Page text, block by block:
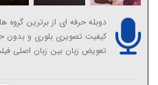
دوبله حرفه ای از برترین گروه
کیفیت تصویری بلوری و بدون
تعویض زبان بین زبان اصلی